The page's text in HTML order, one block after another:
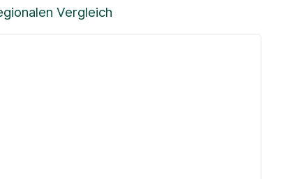
Vergleich